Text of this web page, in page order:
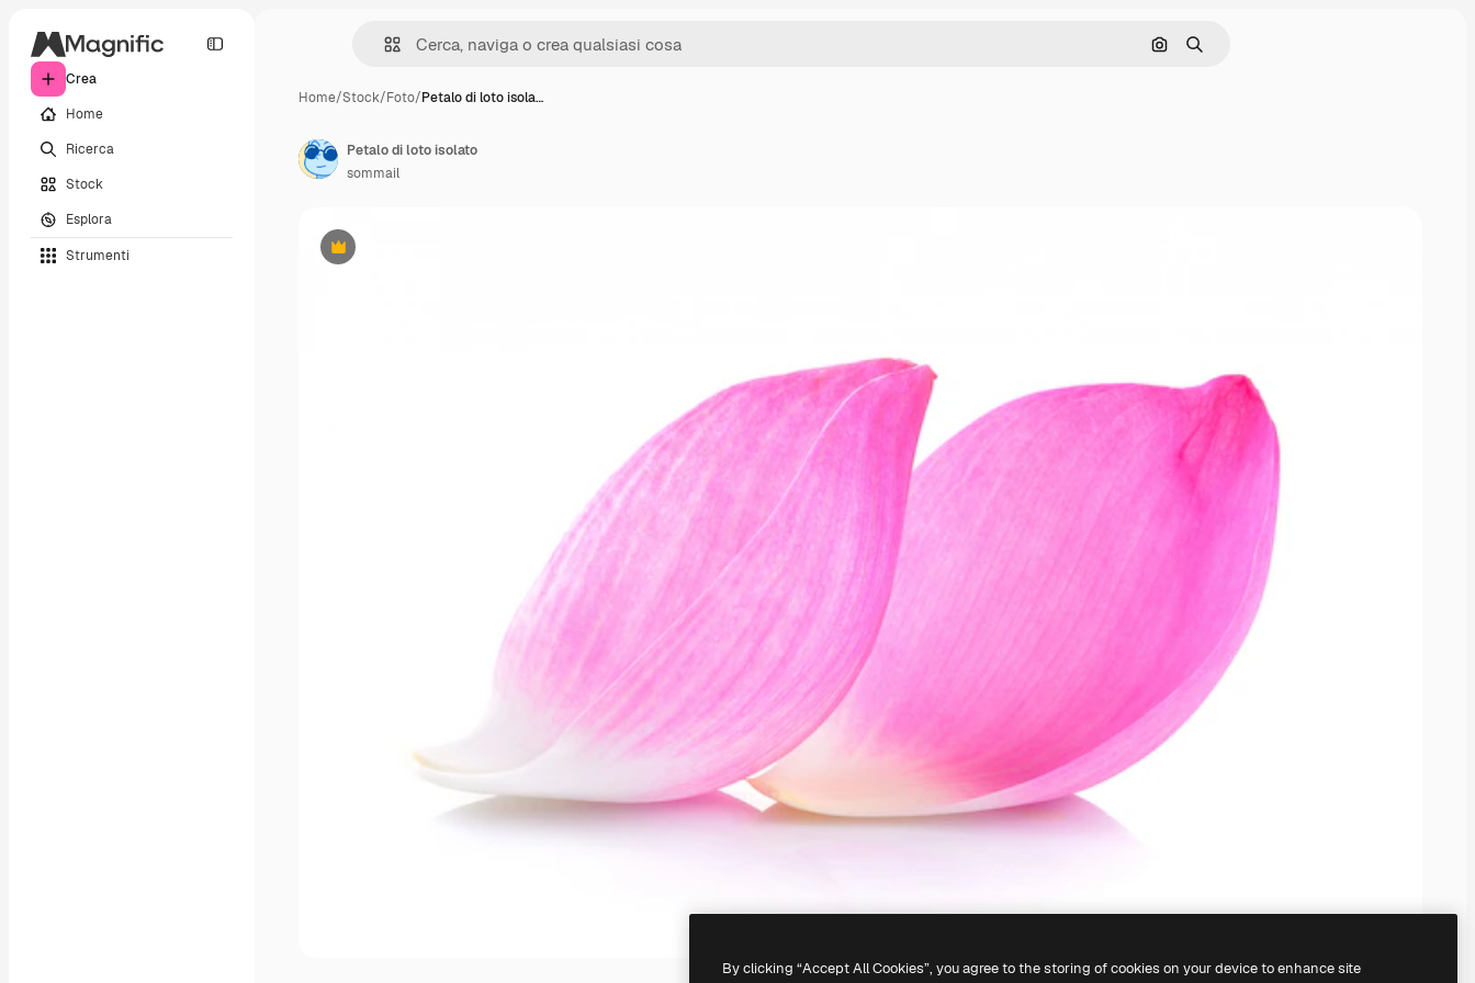
Crea
Home
Ricerca
Stock
Esplora
Strumenti
Cerca per immagine
Ricerca
Home/Stock/Foto/Petalo di loto isola…
Premium
Petalo di loto isolato
sommail
By clicking “Accept All Cookies”, you agree to the storing of cookies on your device to enhance site